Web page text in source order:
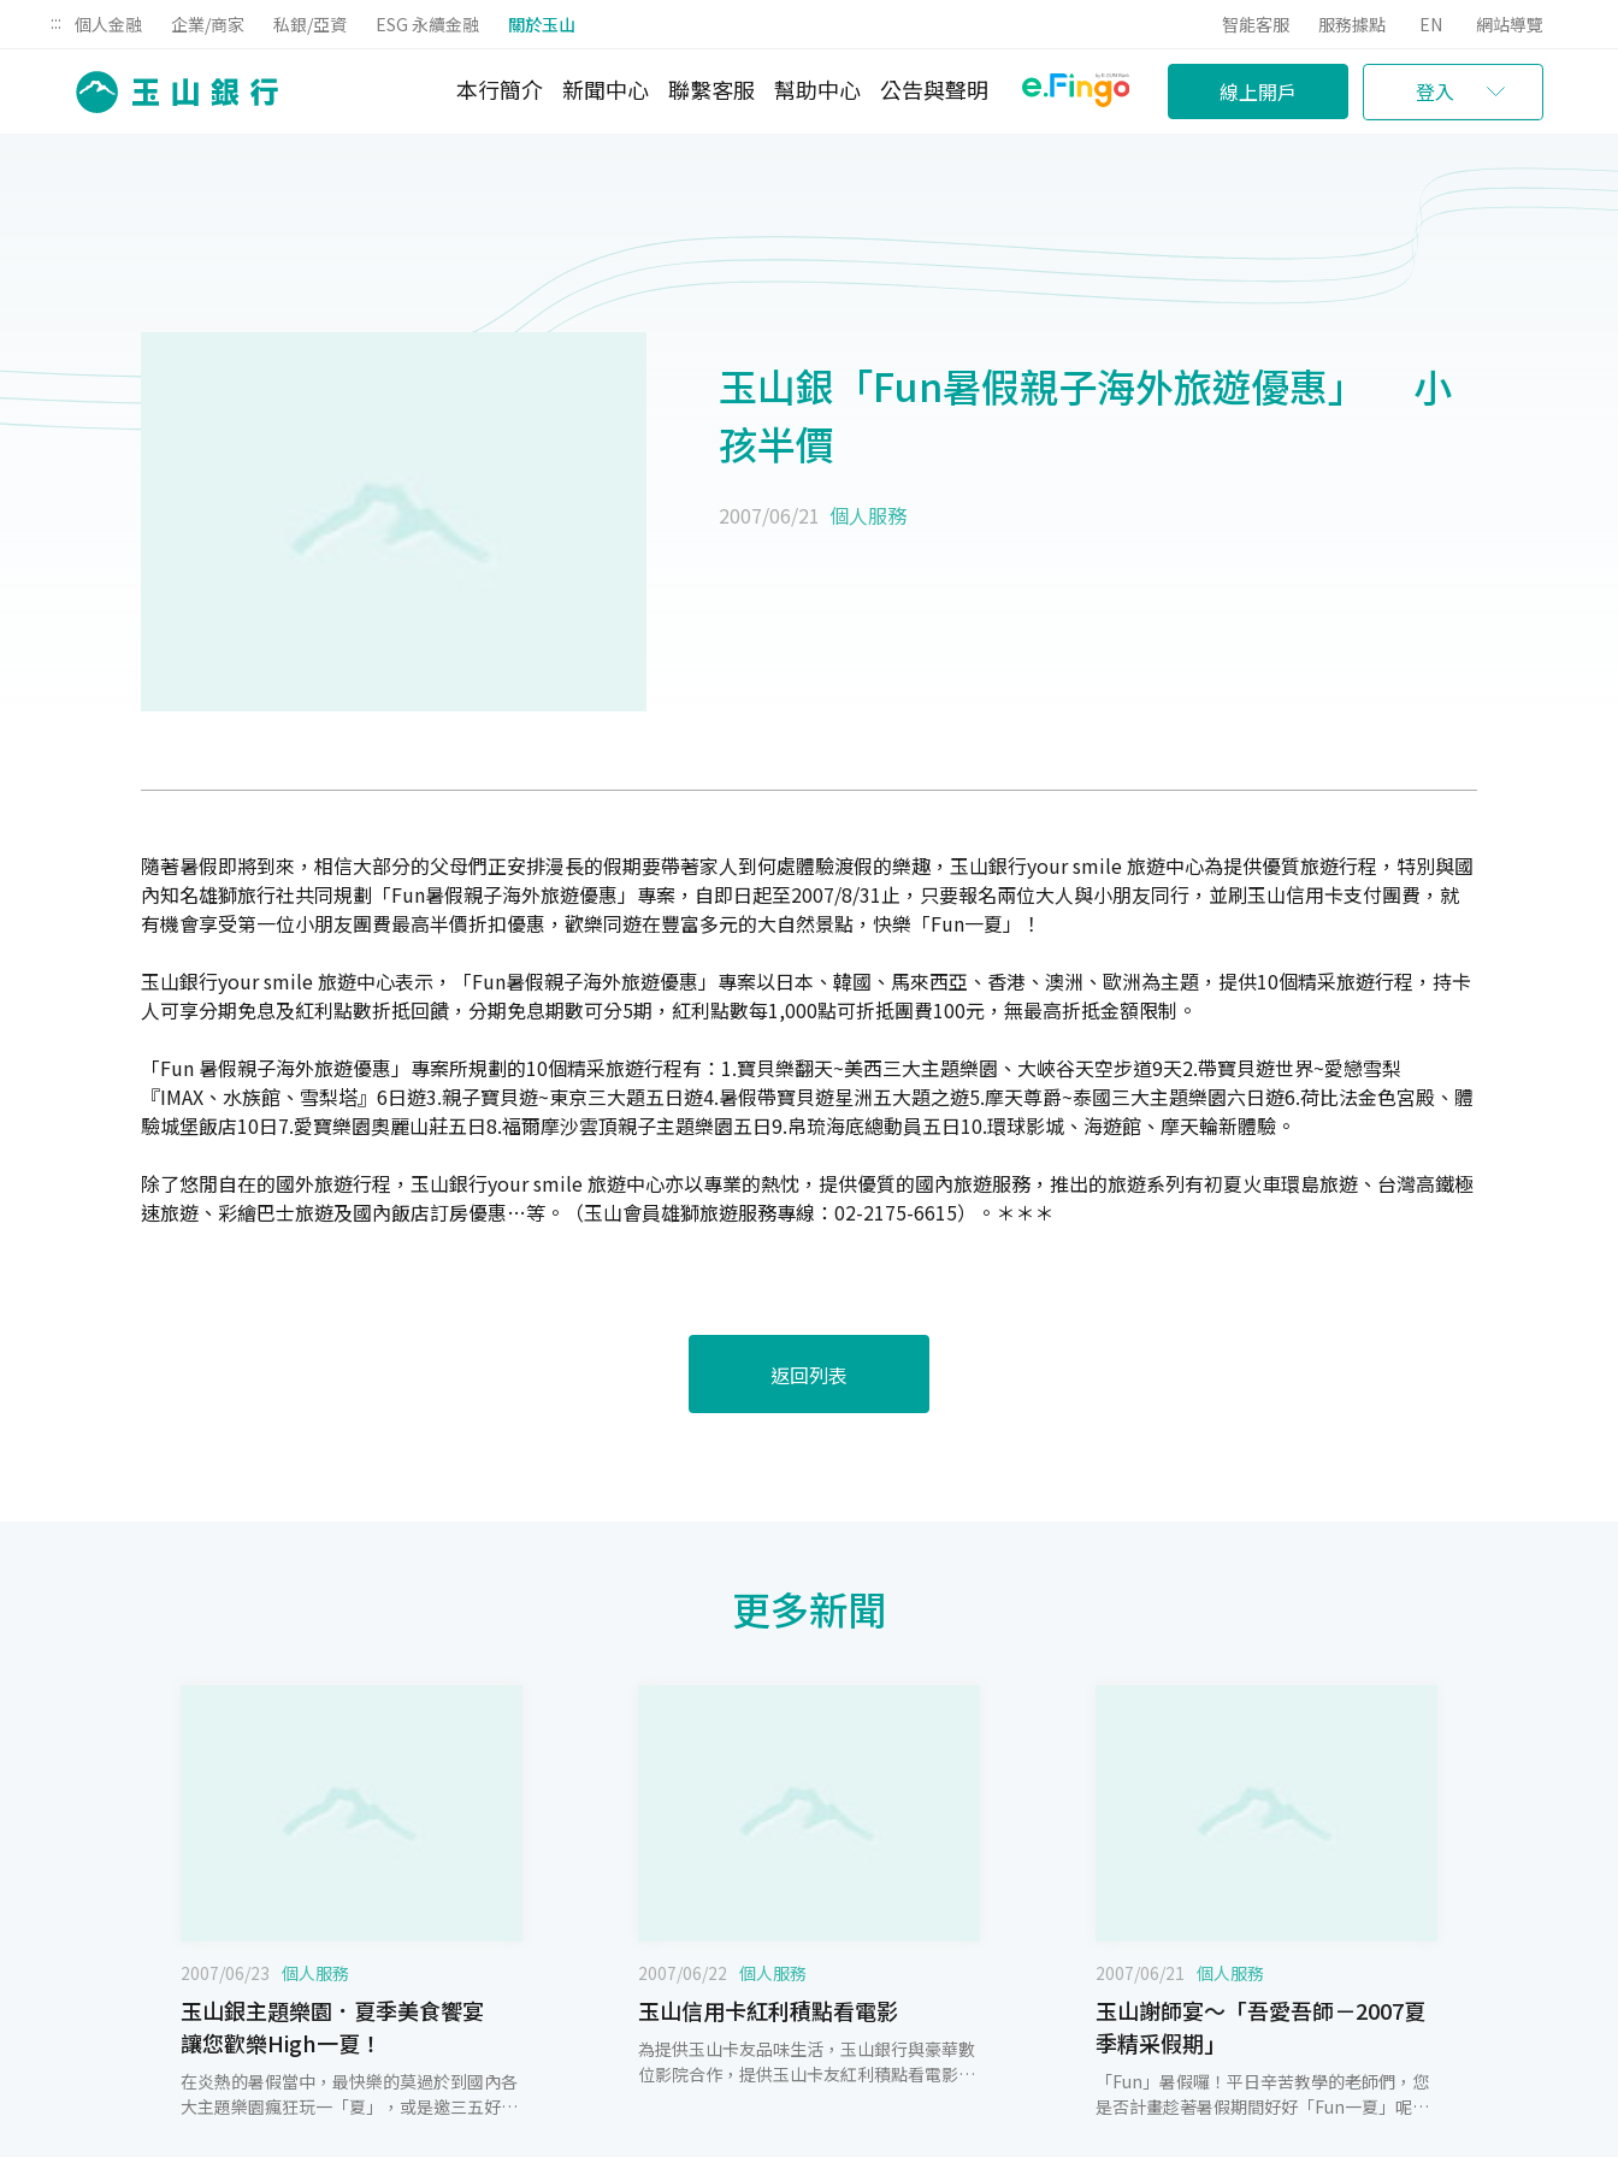
::: 個人金融 企業/商家 私銀/亞資 ESG 永續金融 關於玉山 智能客服 服務據點 EN 網站導覽
本行簡介 新聞中心 聯繫客服 幫助中心 公告與聲明 線上開戶 登入
玉山銀「Fun暑假親子海外旅遊優惠」 小
孩半價
2007/06/21 個人服務
隨著暑假即將到來，相信大部分的父母們正安排漫長的假期要帶著家人到何處體驗渡假的樂趣，玉山銀行your smile 旅遊中心為提供優質旅遊行程，特別與國
內知名雄獅旅行社共同規劃「Fun暑假親子海外旅遊優惠」專案，自即日起至2007/8/31止，只要報名兩位大人與小朋友同行，並刷玉山信用卡支付團費，就
有機會享受第一位小朋友團費最高半價折扣優惠，歡樂同遊在豐富多元的大自然景點，快樂「Fun一夏」！
玉山銀行your smile 旅遊中心表示，「Fun暑假親子海外旅遊優惠」專案以日本、韓國、馬來西亞、香港、澳洲、歐洲為主題，提供10個精采旅遊行程，持卡
人可享分期免息及紅利點數折抵回饋，分期免息期數可分5期，紅利點數每1,000點可折抵團費100元，無最高折抵金額限制。
「Fun 暑假親子海外旅遊優惠」專案所規劃的10個精采旅遊行程有：1.寶貝樂翻天~美西三大主題樂園、大峽谷天空步道9天2.帶寶貝遊世界~愛戀雪梨
『IMAX、水族館、雪梨塔』6日遊3.親子寶貝遊~東京三大題五日遊4.暑假帶寶貝遊星洲五大題之遊5.摩天尊爵~泰國三大主題樂園六日遊6.荷比法金色宮殿、體
驗城堡飯店10日7.愛寶樂園奧麗山莊五日8.福爾摩沙雲頂親子主題樂園五日9.帛琉海底總動員五日10.環球影城、海遊館、摩天輪新體驗。
除了悠閒自在的國外旅遊行程，玉山銀行your smile 旅遊中心亦以專業的熱忱，提供優質的國內旅遊服務，推出的旅遊系列有初夏火車環島旅遊、台灣高鐵極
速旅遊、彩繪巴士旅遊及國內飯店訂房優惠…等。（玉山會員雄獅旅遊服務專線：02-2175-6615）。＊＊＊
返回列表
更多新聞
2007/06/23 個人服務
玉山銀主題樂園．夏季美食饗宴
讓您歡樂High一夏！
在炎熱的暑假當中，最快樂的莫過於到國內各
大主題樂園瘋狂玩一「夏」，或是邀三五好友
2007/06/22 個人服務
玉山信用卡紅利積點看電影
為提供玉山卡友品味生活，玉山銀行與豪華數
位影院合作，提供玉山卡友紅利積點看電影服
2007/06/21 個人服務
玉山謝師宴～「吾愛吾師－2007夏
季精采假期」
「Fun」暑假囉！平日辛苦教學的老師們，您
是否計畫趁著暑假期間好好「Fun一夏」呢？